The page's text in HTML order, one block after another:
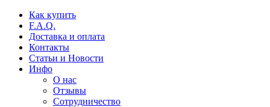
Как купить
F.A.Q.
Доставка и оплата
Контакты
Статьи и Новости
Инфо
О нас
Отзывы
Сотрудничество